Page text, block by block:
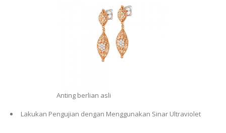
Anting berlian asli
Lakukan Pengujian dengan Menggunakan Sinar Ultraviolet